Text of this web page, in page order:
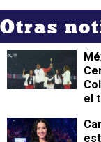
Otras
el